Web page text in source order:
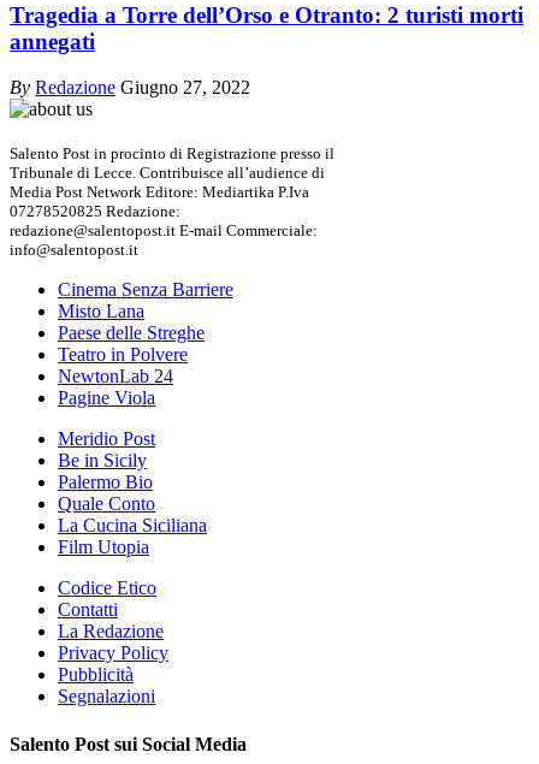
Tragedia a Torre dell’Orso e Otranto: 2 turisti morti
annegati
By Redazione Giugno 27, 2022
Salento Post in procinto di Registrazione presso il
Tribunale di Lecce. Contribuisce all’audience di
Media Post Network Editore: Mediartika P.Iva
07278520825 Redazione:
redazione@salentopost.it E-mail Commerciale:
info@salentopost.it
Cinema Senza Barriere
Misto Lana
Paese delle Streghe
Teatro in Polvere
NewtonLab 24
Pagine Viola
Meridio Post
Be in Sicily
Palermo Bio
Quale Conto
La Cucina Siciliana
Film Utopia
Codice Etico
Contatti
La Redazione
Privacy Policy
Pubblicità
Segnalazioni
Salento Post sui Social Media